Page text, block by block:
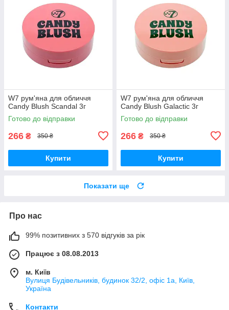
W7 рум'яна для обличчя
Candy Blush Scandal 3г
Готово до відправки
266 ₴ 350 ₴
Купити
W7 рум'яна для обличчя
Candy Blush Galactic 3г
Готово до відправки
266 ₴ 350 ₴
Купити
Показати ще
Про нас
99% позитивних з 570 відгуків за рік
Працює з 08.08.2013
м. Київ
Вулиця Будівельників, будинок 32/2, офіс 1а, Київ,
Україна
Контакти